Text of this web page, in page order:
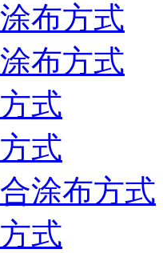
布方式
布方式
式
式
涂布方式
式